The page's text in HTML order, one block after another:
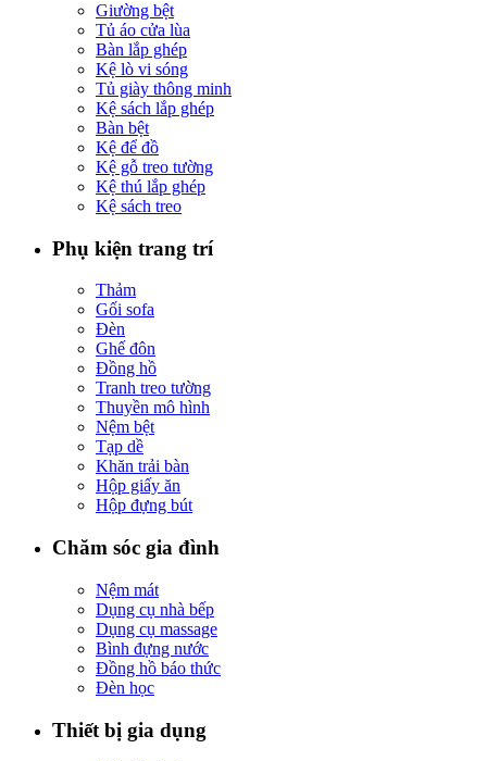
Giường bệt
Tủ áo cửa lùa
Bàn lắp ghép
Kệ lò vi sóng
Tủ giày thông minh
Kệ sách lắp ghép
Bàn bệt
Kệ để đồ
Kệ gỗ treo tường
Kệ thú lắp ghép
Kệ sách treo
Phụ kiện trang trí
Thảm
Gối sofa
Đèn
Ghế đôn
Đồng hồ
Tranh treo tường
Thuyền mô hình
Nệm bệt
Tạp dề
Khăn trải bàn
Hộp giấy ăn
Hộp đựng bút
Chăm sóc gia đình
Nệm mát
Dụng cụ nhà bếp
Dụng cụ massage
Bình đựng nước
Đồng hồ báo thức
Đèn học
Thiết bị gia dụng